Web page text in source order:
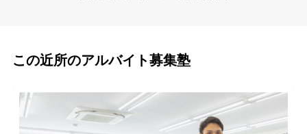
この近所のアルバイト募集塾